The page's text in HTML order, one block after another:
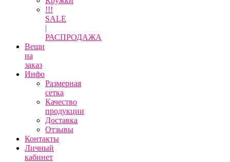
!!!
SALE
|
РАСПРОДАЖА
Вещи
на
заказ
Инфо
Размерная
сетка
Качество
продукции
Доставка
Отзывы
Контакты
Личный
кабинет